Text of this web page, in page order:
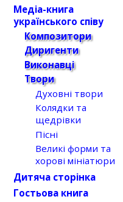
Медіа-книга
українського співу
Композитори
Диригенти
Виконавці
Твори
Духовні твори
Колядки та
щедрівки
Пісні
Великі форми та
хорові мініатюри
Дитяча сторінка
Гостьова книга